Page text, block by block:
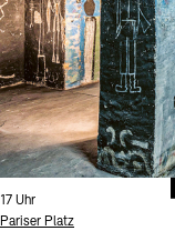
Uhrzeit:
17 Uhr
Standort
Pariser Platz